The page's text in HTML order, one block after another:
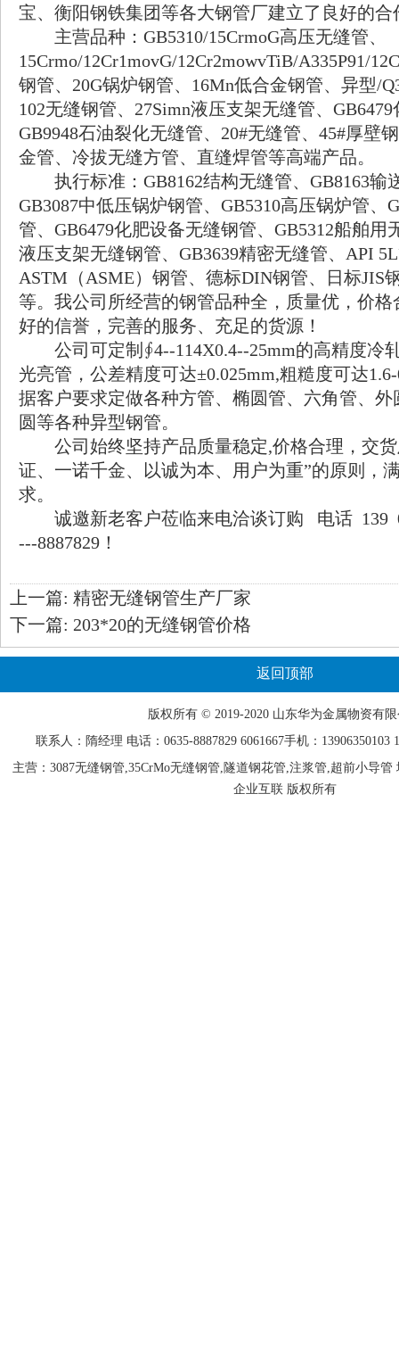
宝、衡阳钢铁集团等各大钢管厂建立了良好的合
主营品种：GB5310/15CrmoG高压无缝管、
15Crmo/12Cr1movG/12Cr2mowvTiB/A335P91/
钢管、20G锅炉钢管、16Mn低合金钢管、异型/
102无缝钢管、27Simn液压支架无缝管、
GB9948石油裂化无缝管、20#无缝管、45#厚壁
金管、冷拔无缝方管、直缝焊管等高端产品。
执行标准：GB8162结构无缝管、GB8163输
GB3087中低压锅炉钢管、GB5310高压锅炉管、
管、GB6479化肥设备无缝钢管、GB5312船舶用
液压支架无缝钢管、GB3639精密无缝管、API
ASTM（ASME）钢管、德标DIN钢管、日标JIS
等。我公司所经营的钢管品种全，质量优，价
好的信誉，完善的服务、充足的货源！
公司可定制∮4--114X0.4--25mm的高精度冷
光亮管，公差精度可达±0.025mm,粗糙度可达
据客户要求定做各种方管、椭圆管、六角管、
圆等各种异型钢管。
公司始终坚持产品质量稳定,价格合理，交货
证、一诺千金、以诚为本、用户为重”的原则，
求。
诚邀新老客户莅临来电洽谈订购 电话 139
---8887829！
上一篇: 精密无缝钢管生产厂家
下一篇: 203*20的无缝钢管价格
返回顶部
版权所有 © 2019-2020 山东华为金属物资有
联系人：隋经理 电话：0635-8887829 6061667手机：13906350103
主营：3087无缝钢管,35CrMo无缝钢管,隧道钢花管,注浆管,超前小导
企业互联 版权所有